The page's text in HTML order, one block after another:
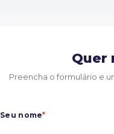
Quer
Preencha o formulário e
Seu nome*